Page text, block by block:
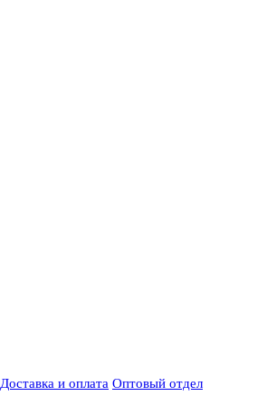
Доставка и оплата Оптовый отдел